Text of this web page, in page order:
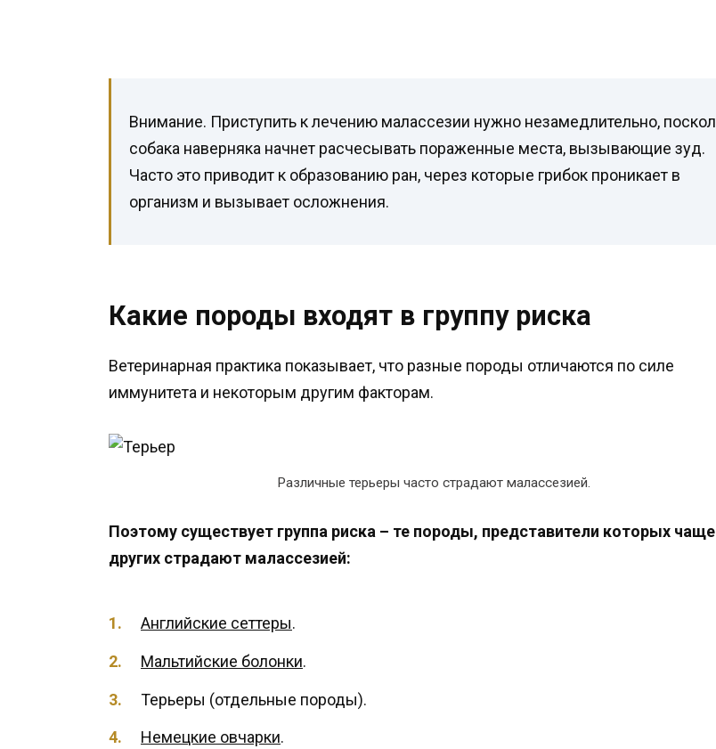
Внимание. Приступить к лечению малассезии нужно незамедлительно,
собака наверняка начнет расчесывать пораженные места, вызывающие зуд.
Часто это приводит к образованию ран, через которые грибок проникает в
организм и вызывает осложнения.
Какие породы входят в группу риска
Ветеринарная практика показывает, что разные породы отличаются по силе
иммунитета и некоторым другим факторам.
Различные терьеры часто страдают малассезией.
Поэтому существует группа риска – те породы, представители которых чаще
других страдают малассезией:
Английские сеттеры.
Мальтийские болонки.
Терьеры (отдельные породы).
Немецкие овчарки.